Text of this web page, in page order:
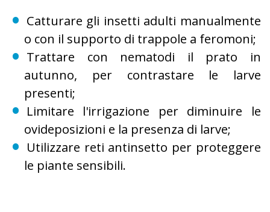
Catturare gli insetti adulti manualmente
o con il supporto di trappole a feromoni;
Trattare con nematodi il prato in
autunno, per contrastare le larve
presenti;
Limitare l'irrigazione per diminuire le
ovideposizioni e la presenza di larve;
Utilizzare reti antinsetto per proteggere
le piante sensibili.